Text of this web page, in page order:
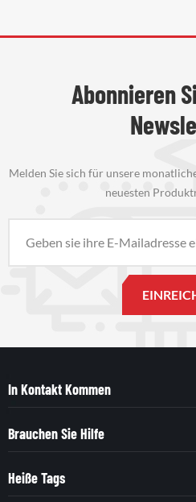
Abonnieren
Melden Sie sich für unsere
neuesten
In Kontakt Kommen
Brauchen Sie Hilfe
Heiße Tags